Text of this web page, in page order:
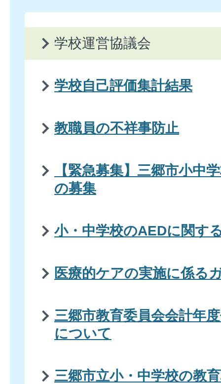
学校運営協議会
学校自己評価集計結果
教職員の不祥事防止
【緊急募集】三郷市小中
の募集
小・中学校のAEDに関す
医療的ケアの実施に係る
三郷市教育委員会会計年
について
三郷市立小・中学校の教